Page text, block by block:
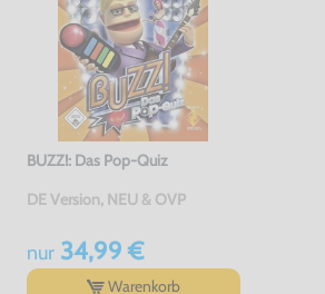
BUZZ!: Das Pop-Quiz
DE Version, NEU & OVP
nur34,99 €
Warenkorb